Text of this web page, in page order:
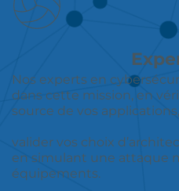
Nos experts en
dans cette mission, en
source de vos
valider vos choix
en simulant une attaque
équipements.